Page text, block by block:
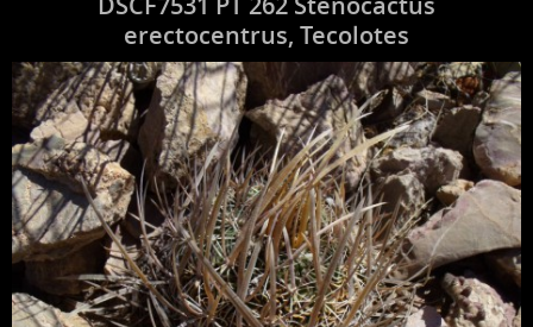
erectocentrus, Tecolotes